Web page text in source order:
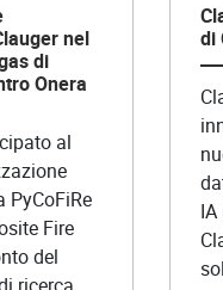
nel
di
Onera
al
Fire
del
di